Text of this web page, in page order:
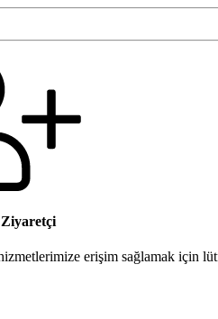
erişim sağlamak için